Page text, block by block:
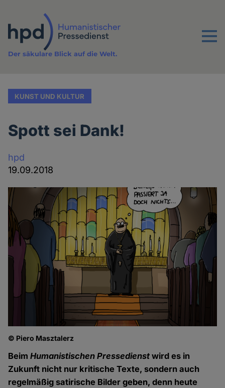
Inhalt
Menu
Der säkulare Blick auf die Welt.
KUNST UND KULTUR
Spott sei Dank!
hpd
19.09.2018
© Piero Masztalerz
BeimHumanistischen Pressedienstwird es in
Zukunft nicht nur kritische Texte, sondern auch
regelmäßig satirische Bilder geben, denn heute